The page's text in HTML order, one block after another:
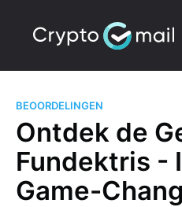
BEOORDELINGEN
Ontdek de
Fundektris -
Game-